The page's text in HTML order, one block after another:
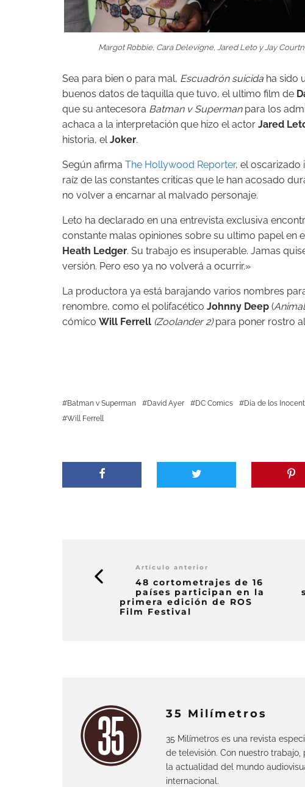
Margot Robbie, Cara Delevigne, Jared Leto y Jay
Sea para bien o para mal, Escuadrón suicida ha sido
buenos datos de taquilla que tuvo, el ultimo film de
que su antecesora Batman v Supermanpara los
achaca a la interpretación que hizo el actor Jared
historia, elJoker.
Según afirma The Hollywood Reporter, el oscarizado
raíz de las constantes criticas que le han acosado
no volver a encarnar al malvado personaje.
Leto ha declarado en una entrevista exclusiva
constante malas opiniones sobre su ultimo papel en
Heath Ledger. Su trabajo es insuperable. Jamas
versión. Pero eso ya no volverá a ocurrir.»
La productora ya está barajando varios nombres
renombre, como el polifacético Johnny Deep (
cómico Will Ferrell (Zoolander 2)para poner rostro
Batman v Superman David Ayer DC Comics Día de los
Will Ferrell
Artículo anterior
48 cortometrajes de 16
países participan en la
primera edición de ROS
Film Festival
35 Milímetros
35 Milímetros es una revista
de televisión. Con nuestro
la actualidad del mundo
internacional.